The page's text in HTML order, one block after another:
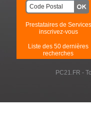
Prestataires de Services
inscrivez-vous
Liste des 50 dernières
recherches
PC21.FR -